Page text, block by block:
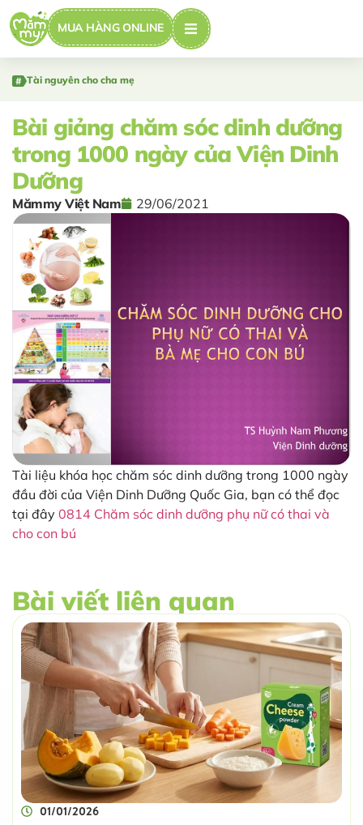
MUA HÀNG ONLINE
Tài nguyên cho cha mẹ
Bài giảng chăm sóc dinh dưỡng
trong 1000 ngày của Viện Dinh
Dưỡng
Mămmy Việt Nam 29/06/2021
Tài liệu khóa học chăm sóc dinh dưỡng trong 1000 ngày
đầu đời của Viện Dinh Dưỡng Quốc Gia, bạn có thể đọc
tại đây 0814 Chăm sóc dinh dưỡng phụ nữ có thai và
cho con bú
Bài viết liên quan
01/01/2026